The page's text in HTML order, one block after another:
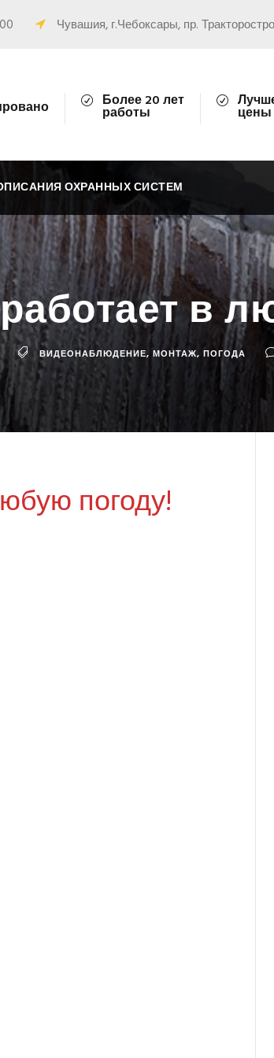
Чувашия, г.Чебоксары, пр.
Более 20 лет
работы цены
ОХРАННЫХ СИСТЕМ
в
ВИДЕОНАБЛЮДЕНИЕ, МОНТАЖ, ПОГОДА
погоду!